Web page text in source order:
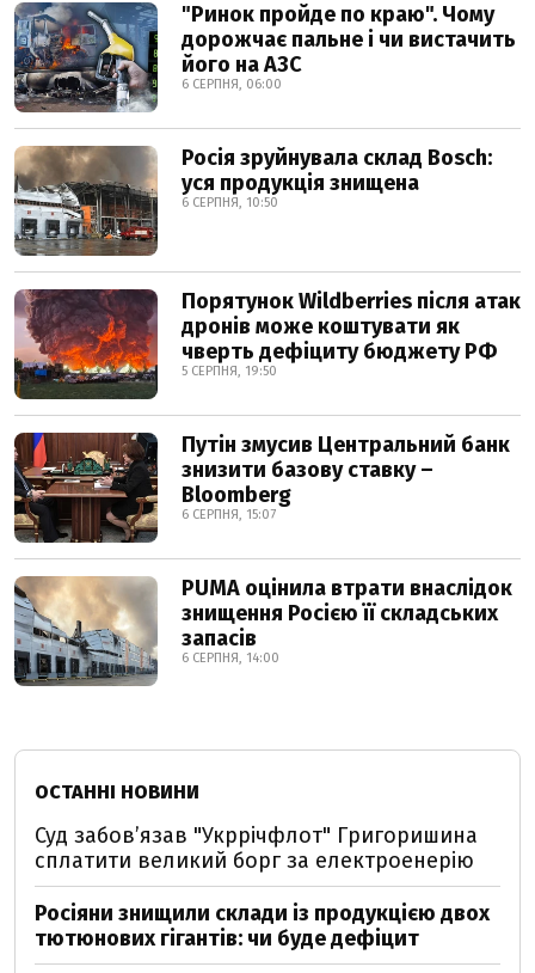
"Ринок пройде по краю". Чому
дорожчає пальне і чи вистачить
його на АЗС
6 СЕРПНЯ, 06:00
Росія зруйнувала склад Bosch:
уся продукція знищена
6 СЕРПНЯ, 10:50
Порятунок Wildberries після атак
дронів може коштувати як
чверть дефіциту бюджету РФ
5 СЕРПНЯ, 19:50
Путін змусив Центральний банк
знизити базову ставку –
Bloomberg
6 СЕРПНЯ, 15:07
PUMA оцінила втрати внаслідок
знищення Росією її складських
запасів
6 СЕРПНЯ, 14:00
ОСТАННІ НОВИНИ
Суд забов’язав "Укррічфлот" Григоришина
сплатити великий борг за електроенерію
Росіяни знищили склади із продукцією двох
тютюнових гігантів: чи буде дефіцит